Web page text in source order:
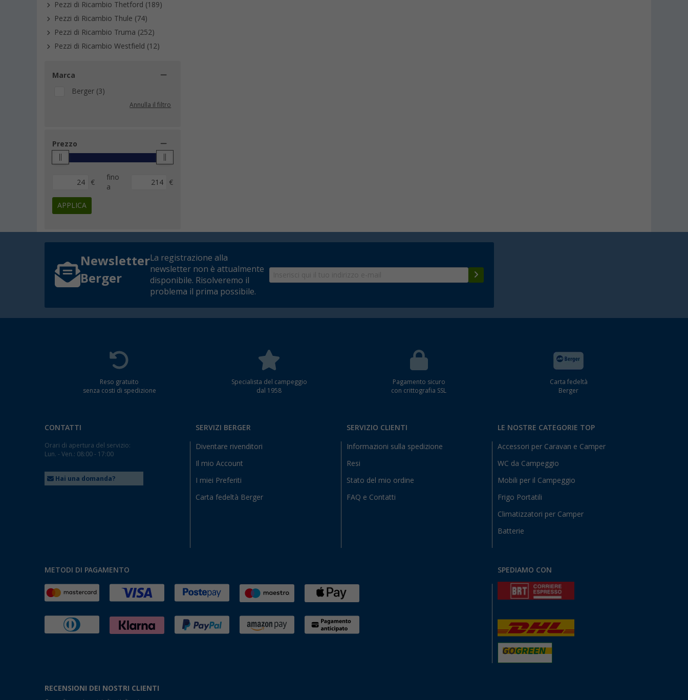
Pezzi di Ricambio Thetford (189)
Pezzi di Ricambio Thule (74)
Pezzi di Ricambio Truma (252)
Pezzi di Ricambio Westfield (12)
Marca
Berger (3)
Annulla il filtro
Prezzo
€
fino
a
€
APPLICA
Newsletter
Berger
La registrazione alla
newsletter non è attualmente
disponibile. Risolveremo il
problema il prima possibile.
Reso gratuito
senza costi di spedizione
Specialista del campeggio
dal 1958
Pagamento sicuro
con crittografia SSL
Carta fedeltà
Berger
CONTATTI
Orari di apertura del servizio:
Lun. - Ven.: 08:00 - 17:00
Hai una domanda?
SERVIZI BERGER
Diventare rivenditori
Il mio Account
I miei Preferiti
Carta fedeltà Berger
SERVIZIO CLIENTI
Informazioni sulla spedizione
Resi
Stato del mio ordine
FAQ e Contatti
LE NOSTRE CATEGORIE TOP
Accessori per Caravan e Camper
WC da Campeggio
Mobili per il Campeggio
Frigo Portatili
Climatizzatori per Camper
Batterie
METODI DI PAGAMENTO SPEDIAMO CON
RECENSIONI DEI NOSTRI CLIENTI